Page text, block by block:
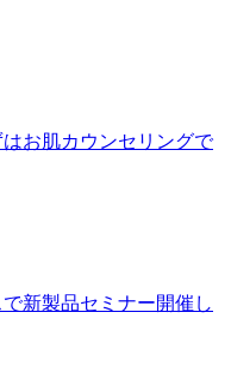
お肌カウンセリングで
新製品セミナー開催し